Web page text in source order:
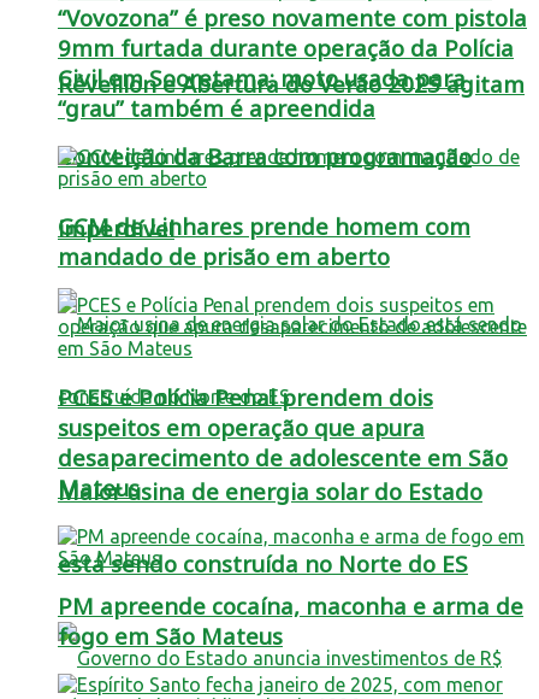
Réveillon e Abertura do Verão 2025 agitam
Conceição da Barra com programação
imperdível
Maior usina de energia solar do Estado
está sendo construída no Norte do ES
“Vovozona” é preso novamente com pistola
9mm furtada durante operação da Polícia
Civil em Sooretama; moto usada para
“grau” também é apreendida
GCM de Linhares prende homem com
mandado de prisão em aberto
PCES e Polícia Penal prendem dois
suspeitos em operação que apura
desaparecimento de adolescente em São
Mateus
PM apreende cocaína, maconha e arma de
fogo em São Mateus